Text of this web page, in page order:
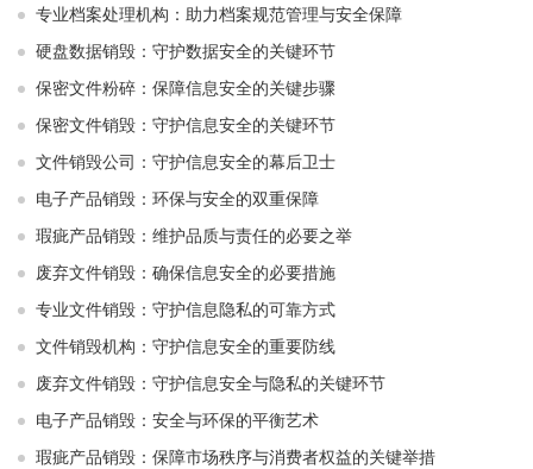
专业档案处理机构：助力档案规范管理与安全保障
硬盘数据销毁：守护数据安全的关键环节
保密文件粉碎：保障信息安全的关键步骤
保密文件销毁：守护信息安全的关键环节
文件销毁公司：守护信息安全的幕后卫士
电子产品销毁：环保与安全的双重保障
瑕疵产品销毁：维护品质与责任的必要之举
废弃文件销毁：确保信息安全的必要措施
专业文件销毁：守护信息隐私的可靠方式
文件销毁机构：守护信息安全的重要防线
废弃文件销毁：守护信息安全与隐私的关键环节
电子产品销毁：安全与环保的平衡艺术
瑕疵产品销毁：保障市场秩序与消费者权益的关键举措